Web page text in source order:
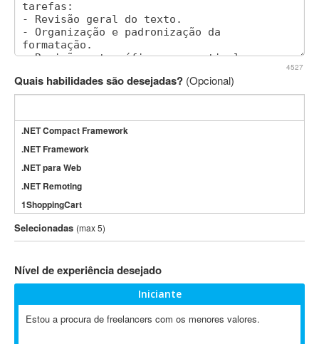
4527
Quais habilidades são desejadas? (Opcional)
.NET Compact Framework
.NET Framework
.NET para Web
.NET Remoting
1ShoppingCart
3DS Max
3GSM
802.11
A-GPS
Selecionadas (max 5)
Nível de experiência desejado
Iniciante
Estou a procura de freelancers com os menores valores.